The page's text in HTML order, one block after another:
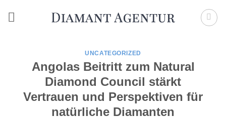
Inhalt
UNCATEGORIZED
Angolas Beitritt zum Natural
Diamond Council stärkt
Vertrauen und Perspektiven für
natürliche Diamanten